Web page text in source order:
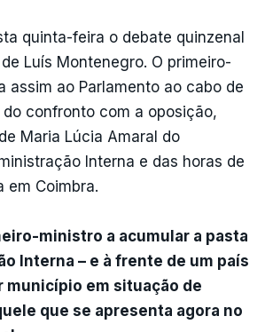
quinta-feira o debate quinzenal
Luís Montenegro. O primeiro-
assim ao Parlamento ao cabo de
confronto com a oposição,
Maria Lúcia Amaral do
Interna e das horas de
em Coimbra.
ministro a acumular a pasta
Interna – e à frente de um país
município em situação de
que se apresenta agora no